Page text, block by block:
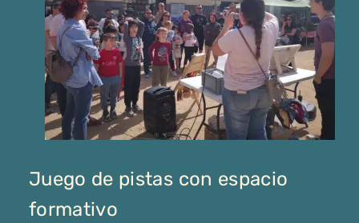
Juego de pistas con espacio
formativo